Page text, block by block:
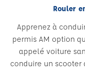
Rouler
Apprenez à
permis AM option
appelé voiture
conduire un scooter